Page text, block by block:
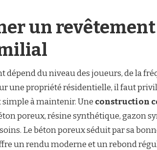
un revêtement
dépend du niveau des joueurs, de la
une propriété résidentielle, il faut
à maintenir. Une construction
poreux, résine synthétique, gazon
Le béton poreux séduit par sa
un rendu moderne et un rebond